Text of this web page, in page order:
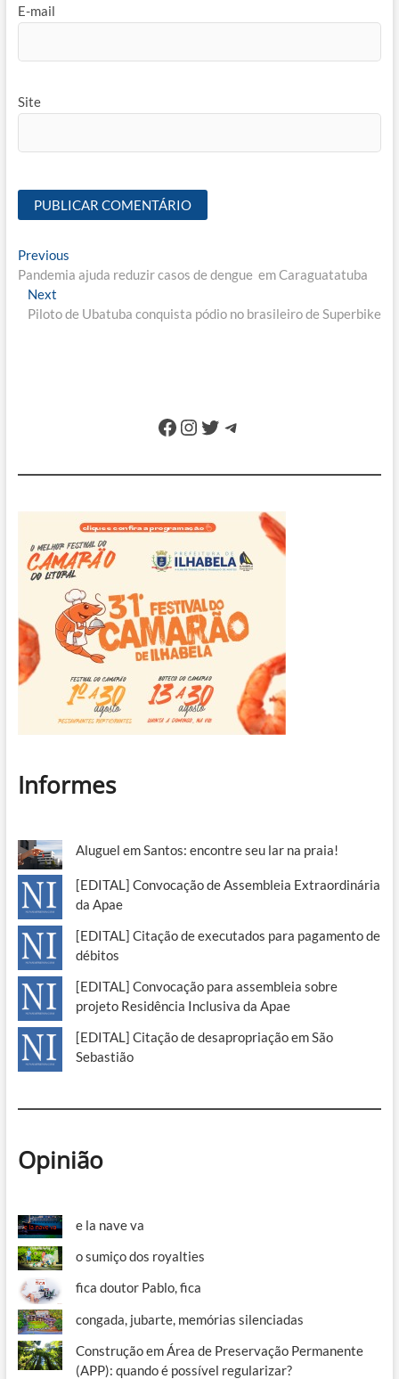
E-mail
Site
Navegação
de
Post
PreviousPrevious
post:
Pandemia ajuda reduzir casos de dengue em Caraguatatuba
Next
post:
Piloto de Ubatuba conquista pódio no brasileiro de Superbike
Facebook
Instagram
Twitter
Telegram
Informes
Aluguel em Santos: encontre seu lar na praia!
[EDITAL] Convocação de Assembleia Extraordinária
da Apae
[EDITAL] Citação de executados para pagamento de
débitos
[EDITAL] Convocação para assembleia sobre
projeto Residência Inclusiva da Apae
[EDITAL] Citação de desapropriação em São
Sebastião
Opinião
e la nave va
o sumiço dos royalties
fica doutor Pablo, fica
congada, jubarte, memórias silenciadas
Construção em Área de Preservação Permanente
(APP): quando é possível regularizar?